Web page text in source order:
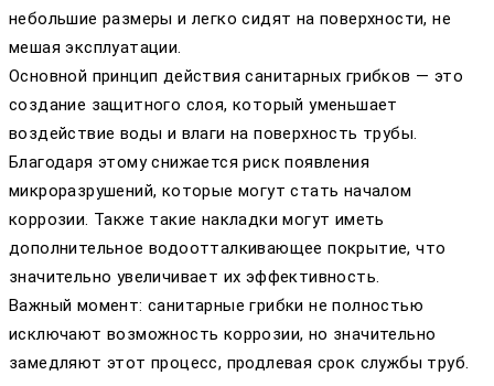
небольшие размеры и легко сидят на поверхности, не
мешая эксплуатации.
Основной принцип действия санитарных грибков — это
создание защитного слоя, который уменьшает
воздействие воды и влаги на поверхность трубы.
Благодаря этому снижается риск появления
микроразрушений, которые могут стать началом
коррозии. Также такие накладки могут иметь
дополнительное водоотталкивающее покрытие, что
значительно увеличивает их эффективность.
Важный момент: санитарные грибки не полностью
исключают возможность коррозии, но значительно
замедляют этот процесс, продлевая срок службы труб.